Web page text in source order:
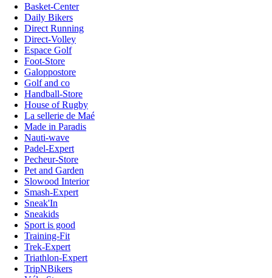
Basket-Center
Daily Bikers
Direct Running
Direct-Volley
Espace Golf
Foot-Store
Galoppostore
Golf and co
Handball-Store
House of Rugby
La sellerie de Maé
Made in Paradis
Nauti-wave
Padel-Expert
Pecheur-Store
Pet and Garden
Slowood Interior
Smash-Expert
Sneak'In
Sneakids
Sport is good
Training-Fit
Trek-Expert
Triathlon-Expert
TripNBikers